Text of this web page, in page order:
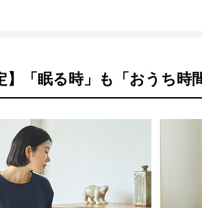
】「眠る時」も「おうち時